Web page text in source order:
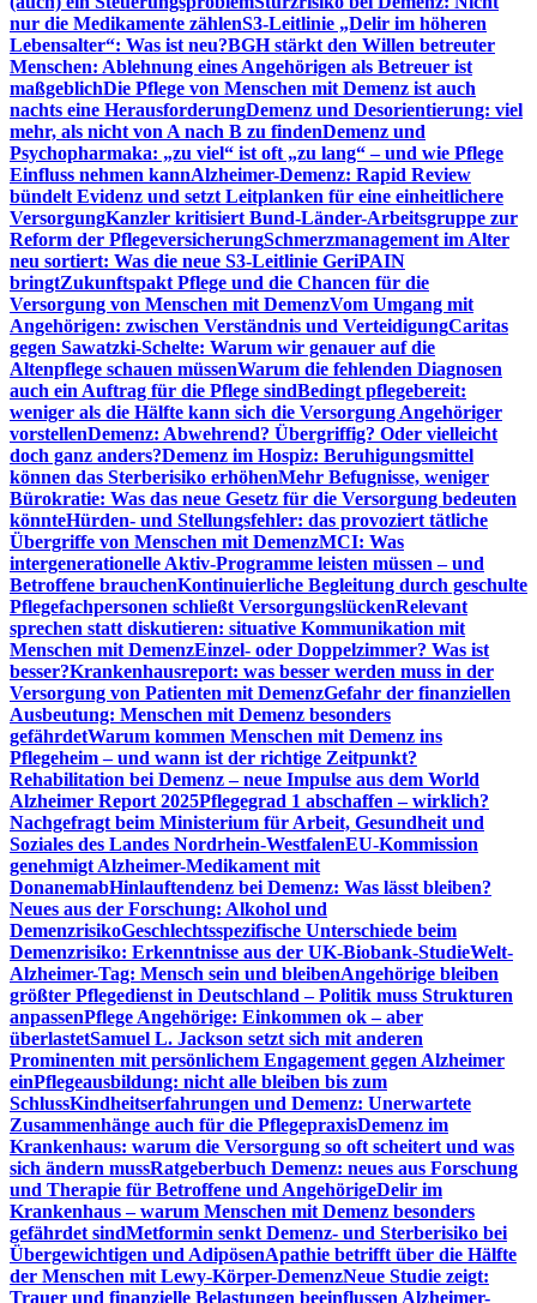
nur die Medikamente zählenS3-Leitlinie „Delir im höheren
Lebensalter“: Was ist neu?BGH stärkt den Willen betreuter
Menschen: Ablehnung eines Angehörigen als Betreuer ist
maßgeblichDie Pflege von Menschen mit Demenz ist auch
nachts eine HerausforderungDemenz und Desorientierung: viel
mehr, als nicht von A nach B zu findenDemenz und
Psychopharmaka: „zu viel“ ist oft „zu lang“ – und wie Pflege
Einfluss nehmen kannAlzheimer-Demenz: Rapid Review
bündelt Evidenz und setzt Leitplanken für eine einheitlichere
VersorgungKanzler kritisiert Bund-Länder-Arbeitsgruppe zur
Reform der PflegeversicherungSchmerzmanagement im Alter
neu sortiert: Was die neue S3-Leitlinie GeriPAIN
bringtZukunftspakt Pflege und die Chancen für die
Versorgung von Menschen mit DemenzVom Umgang mit
Angehörigen: zwischen Verständnis und VerteidigungCaritas
gegen Sawatzki-Schelte: Warum wir genauer auf die
Altenpflege schauen müssenWarum die fehlenden Diagnosen
auch ein Auftrag für die Pflege sindBedingt pflegebereit:
weniger als die Hälfte kann sich die Versorgung Angehöriger
vorstellenDemenz: Abwehrend? Übergriffig? Oder vielleicht
doch ganz anders?Demenz im Hospiz: Beruhigungsmittel
können das Sterberisiko erhöhenMehr Befugnisse, weniger
Bürokratie: Was das neue Gesetz für die Versorgung bedeuten
könnteHürden- und Stellungsfehler: das provoziert tätliche
Übergriffe von Menschen mit DemenzMCI: Was
intergenerationelle Aktiv-Programme leisten müssen – und
Betroffene brauchenKontinuierliche Begleitung durch geschulte
Pflegefachpersonen schließt VersorgungslückenRelevant
sprechen statt diskutieren: situative Kommunikation mit
Menschen mit DemenzEinzel- oder Doppelzimmer? Was ist
besser?Krankenhausreport: was besser werden muss in der
Versorgung von Patienten mit DemenzGefahr der finanziellen
Ausbeutung: Menschen mit Demenz besonders
gefährdetWarum kommen Menschen mit Demenz ins
Pflegeheim – und wann ist der richtige Zeitpunkt?
Rehabilitation bei Demenz – neue Impulse aus dem World
Alzheimer Report 2025Pflegegrad 1 abschaffen – wirklich?
Nachgefragt beim Ministerium für Arbeit, Gesundheit und
Soziales des Landes Nordrhein-WestfalenEU-Kommission
genehmigt Alzheimer-Medikament mit
DonanemabHinlauftendenz bei Demenz: Was lässt bleiben?
Neues aus der Forschung: Alkohol und
DemenzrisikoGeschlechtsspezifische Unterschiede beim
Demenzrisiko: Erkenntnisse aus der UK-Biobank-StudieWelt-
Alzheimer-Tag: Mensch sein und bleibenAngehörige bleiben
größter Pflegedienst in Deutschland – Politik muss Strukturen
anpassenPflege Angehörige: Einkommen ok – aber
überlastetSamuel L. Jackson setzt sich mit anderen
Prominenten mit persönlichem Engagement gegen Alzheimer
einPflegeausbildung: nicht alle bleiben bis zum
SchlussKindheitserfahrungen und Demenz: Unerwartete
Zusammenhänge auch für die PflegepraxisDemenz im
Krankenhaus: warum die Versorgung so oft scheitert und was
sich ändern mussRatgeberbuch Demenz: neues aus Forschung
und Therapie für Betroffene und AngehörigeDelir im
Krankenhaus – warum Menschen mit Demenz besonders
gefährdet sindMetformin senkt Demenz- und Sterberisiko bei
Übergewichtigen und AdipösenApathie betrifft über die Hälfte
der Menschen mit Lewy-Körper-DemenzNeue Studie zeigt:
Trauer und finanzielle Belastungen beeinflussen Alzheimer-